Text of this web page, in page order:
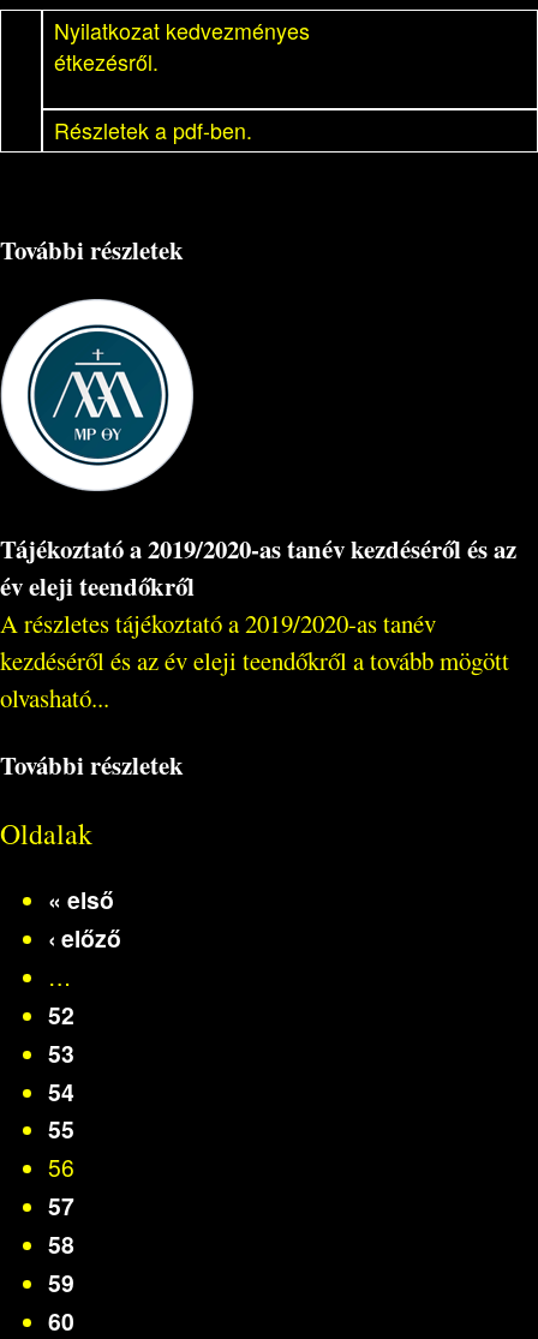
Nyilatkozat kedvezményes
étkezésről.
Részletek a pdf-ben.
További részletek
Tájékoztató a 2019/2020-as tanév kezdéséről és az
év eleji teendőkről
A részletes tájékoztató a 2019/2020-as tanév
kezdéséről és az év eleji teendőkről a tovább mögött
olvasható...
További részletek
Oldalak
« első
‹ előző
…
52
53
54
55
56
57
58
59
60